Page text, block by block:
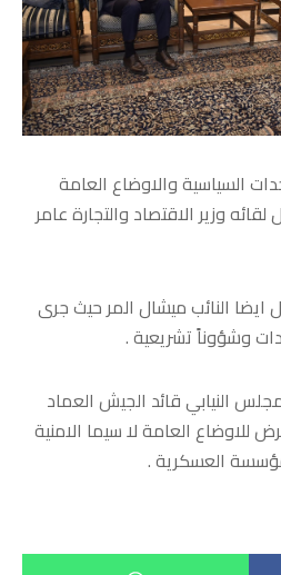
السياسية والاوضاع العامة
وزير الاقتصاد والتجارة عامر
ايضا النائب ميشال المر حيث جرى
وشؤوناً تشريعية .
النيابي قائد الجيش العماد
العامة لا سيما الامنية
العسكرية .